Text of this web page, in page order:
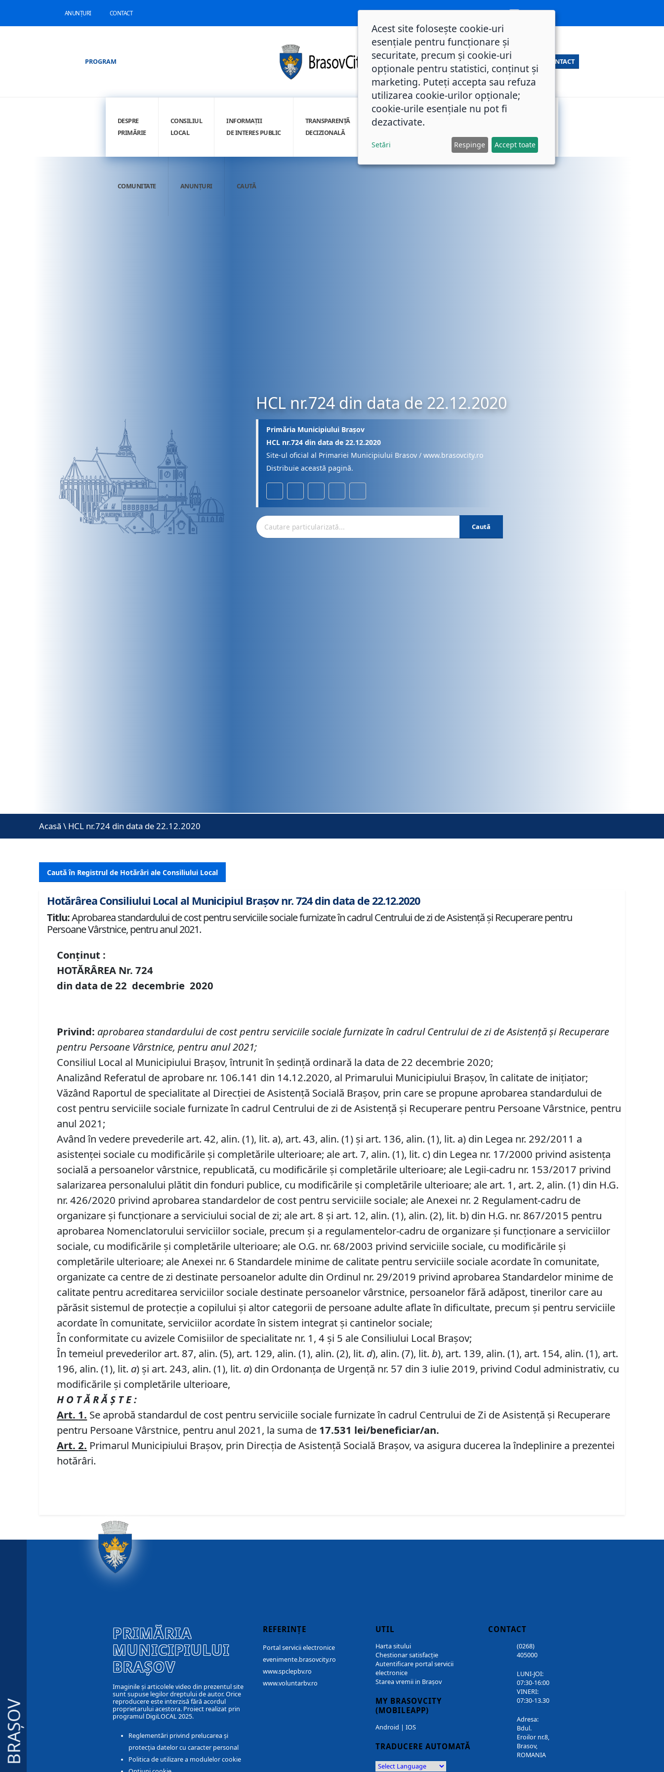
ANUNȚURI CONTACT
PROGRAM CONTACT
DESPRE
PRIMĂRIE
CONSILIUL
LOCAL
INFORMAȚII
DE INTERES PUBLIC
TRANSPARENȚĂ
DECIZIONALĂ
INTEGRITATE
COMUNITATE ANUNȚURI CAUTĂ
HCL nr.724 din data de 22.12.2020
Primăria Municipiului Brașov
HCL nr.724 din data de 22.12.2020
Site-ul oficial al Primariei Municipiului Brasov / www.brasovcity.ro
Distribuie această pagină.
Caută
Acasă \ HCL nr.724 din data de 22.12.2020
Caută în Registrul de Hotărâri ale Consiliului Local
Hotărârea Consiliului Local al Municipiul Brașov nr. 724 din data de 22.12.2020
Titlu:Aprobarea standardului de cost pentru serviciile sociale furnizate în cadrul Centrului de zi de Asistență și Recuperare pentru
Persoane Vârstnice, pentru anul 2021.
Conținut :
HOTĂRÂREA Nr.724
din data de22 decembrie2020
Privind: aprobarea standardului de cost pentru serviciile sociale furnizate în cadrul Centrului de zi de Asistență și Recuperare
pentru Persoane Vârstnice, pentru anul 2021;
Consiliul Local al Municipiului Brașov, întrunit în ședință ordinară la data de 22 decembrie 2020;
Analizând Referatul de aprobare nr. 106.141 din 14.12.2020, al Primarului Municipiului Brașov, în calitate de inițiator;
Văzând Raportul de specialitate al Direcției de Asistență Socială Brașov, prin care se propune aprobarea standardului de
cost pentru serviciile sociale furnizate în cadrul Centrului de zi de Asistență și Recuperare pentru Persoane Vârstnice, pentru
anul 2021;
Având în vedere prevederile art. 42, alin. (1), lit. a), art. 43, alin. (1) şi art. 136, alin. (1), lit. a) din Legea nr. 292/2011 a
asistenţei sociale cu modificările și completările ulterioare; ale art. 7, alin. (1), lit. c) din Legea nr. 17/2000 privind asistenţa
socială a persoanelor vârstnice, republicată, cu modificările și completările ulterioare; ale Legii-cadru nr. 153/2017 privind
salarizarea personalului plătit din fonduri publice, cu modificările și completările ulterioare; ale art. 1, art. 2, alin. (1) din H.G.
nr. 426/2020 privind aprobarea standardelor de cost pentru serviciile sociale; ale Anexei nr. 2 Regulament-cadru de
organizare și funcționare a serviciului social de zi; ale art. 8 și art. 12, alin. (1), alin. (2), lit. b) din H.G. nr. 867/2015 pentru
aprobarea Nomenclatorului serviciilor sociale, precum şi a regulamentelor-cadru de organizare şi funcţionare a serviciilor
sociale, cu modificările și completările ulterioare; ale O.G. nr. 68/2003 privind serviciile sociale, cu modificările şi
completările ulterioare; ale Anexei nr. 6 Standardele minime de calitate pentru serviciile sociale acordate în comunitate,
organizate ca centre de zi destinate persoanelor adulte din Ordinul nr. 29/2019 privind aprobarea Standardelor minime de
calitate pentru acreditarea serviciilor sociale destinate persoanelor vârstnice, persoanelor fără adăpost, tinerilor care au
părăsit sistemul de protecţie a copilului şi altor categorii de persoane adulte aflate în dificultate, precum şi pentru serviciile
acordate în comunitate, serviciilor acordate în sistem integrat şi cantinelor sociale;
În conformitate cu avizele Comisiilor de specialitate nr. 1, 4 și 5 ale Consiliului Local Brașov;
În temeiul prevederilor art. 87, alin. (5), art. 129, alin. (1), alin. (2), lit. d), alin. (7), lit.b), art. 139, alin. (1), art. 154, alin. (1), art.
196, alin. (1), lit. a) și art. 243, alin. (1), lit. a) din Ordonanța de Urgență nr. 57 din 3 iulie 2019, privind Codul administrativ, cu
modificările și completările ulterioare,
H O T Ă R Ă Ş T E :
Art. 1. Se aprobă standardul de cost pentru serviciile sociale furnizate în cadrul Centrului de Zi de Asistență și Recuperare
pentru Persoane Vârstnice, pentru anul 2021, la suma de 17.531 lei/beneficiar/an.
Art. 2. Primarul Municipiului Braşov, prin Direcția de Asistență Socială Brașov, va asigura ducerea la îndeplinire a prezentei
hotărâri.
BRAȘOV
PRIMĂRIA
MUNICIPIULUI
BRAȘOV
Imaginile și articolele video din prezentul site
sunt supuse legilor dreptului de autor. Orice
reproducere este interzisă fără acordul
proprietarului acestora. Proiect realizat prin
programul DigiLOCAL 2025.
Reglementări privind prelucarea și
protecția datelor cu caracter personal
Politica de utilizare a modulelor cookie
REFERINȚE
Portal servicii electronice
evenimente.brasovcity.ro
www.spclepbv.ro
www.voluntarbv.ro
UTIL
Harta sitului
Chestionar satisfacție
Autentificare portal servicii
electronice
Starea vremii in Brașov
MY BRASOVCITY
(MOBILEAPP)
Android | IOS
TRADUCERE AUTOMATĂ
CONTACT
(0268)
405000
LUNI-JOI:
07:30-16:00
VINERI:
07:30-13.30
Adresa:
Bdul.
Eroilor nr.8,
Brasov,
ROMANIA
Acest site folosește cookie-uri
esențiale pentru funcționare și
securitate, precum și cookie-uri
opționale pentru statistici, conținut și
marketing. Puteți accepta sau refuza
utilizarea cookie-urilor opționale;
cookie-urile esențiale nu pot fi
dezactivate.
Setări Respinge Accept toate